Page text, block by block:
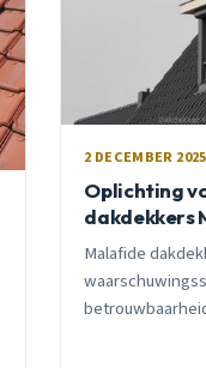
2 DECEMBER
Oplichting
dakdekkers
Malafide